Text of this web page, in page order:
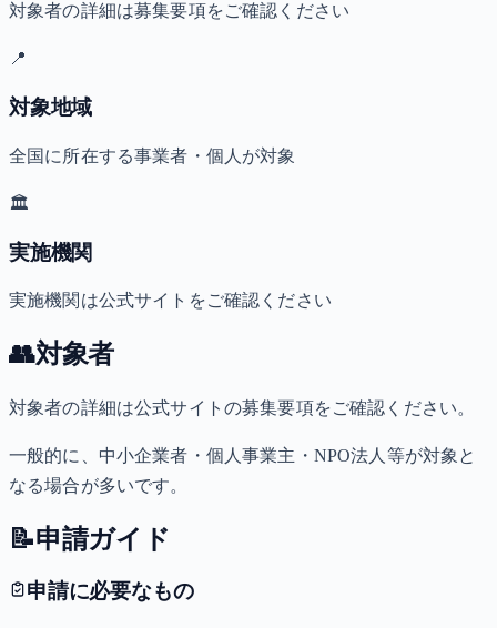
対象者の詳細は募集要項をご確認ください
📍
対象地域
全国に所在する事業者・個人が対象
🏛️
実施機関
実施機関は公式サイトをご確認ください
👥対象者
対象者の詳細は公式サイトの募集要項をご確認ください。
一般的に、中小企業者・個人事業主・NPO法人等が対象と
なる場合が多いです。
📝申請ガイド
申請に必要なもの